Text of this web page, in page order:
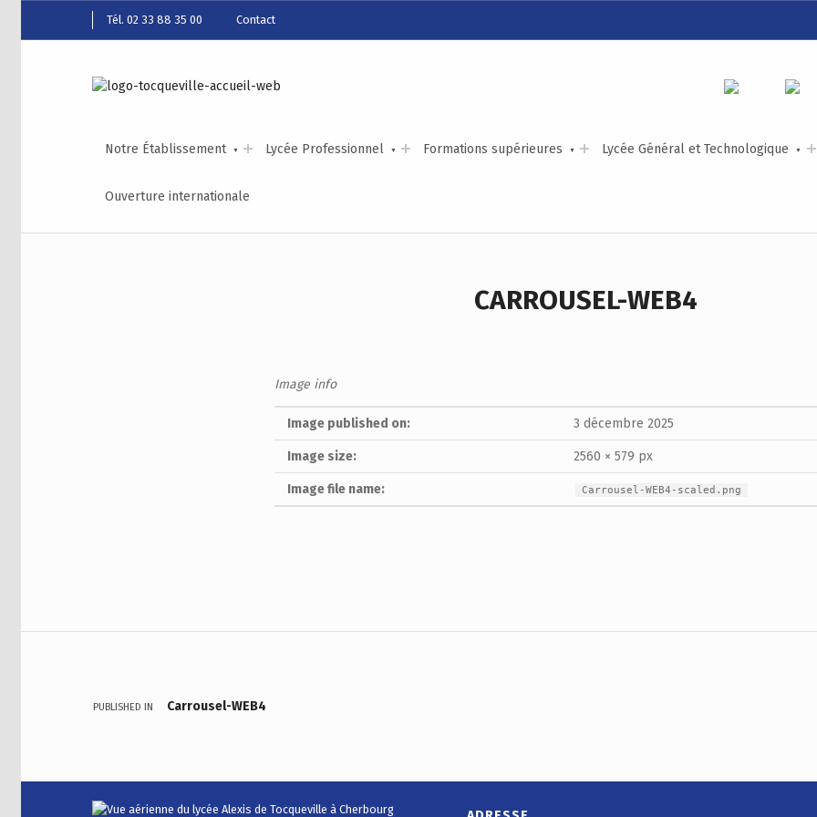
Notre Établissement Lycée Professionnel Formations supérieures Lycée Général et Technologique
Ouverture internationale
Tél. 02 33 88 35 00 Contact
CARROUSEL-WEB4
Image info
Image published on: 3 décembre 2025
Image size: 2560 × 579 px
Image file name: Carrousel-WEB4-scaled.png
Navigation de l’article
PUBLISHED IN Carrousel-WEB4